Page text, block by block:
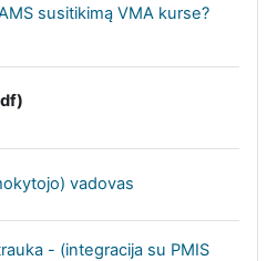
susitikimą VMA kurse?Failas
vadovas
- (integracija su PMIS